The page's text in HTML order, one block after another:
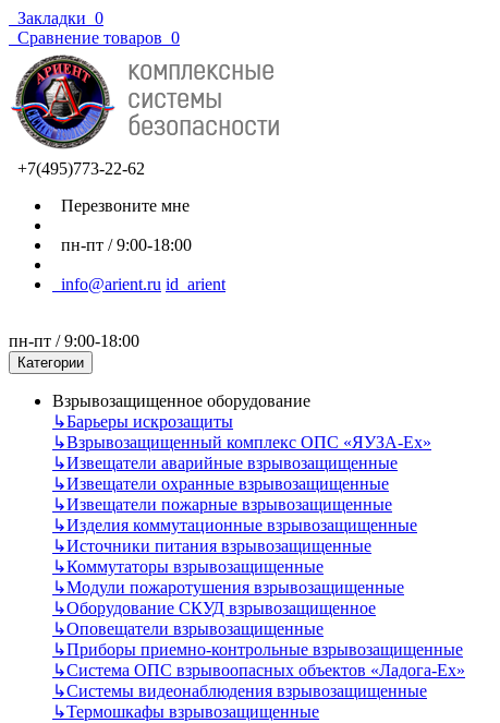
Закладки 0
Сравнение товаров 0
+7(495)773-22-62
Перезвоните мне
пн-пт / 9:00-18:00
info@arient.ru id_arient
пн-пт / 9:00-18:00
Категории
Взрывозащищенное оборудование
↳Барьеры искрозащиты
↳Взрывозащищенный комплекс ОПС «ЯУЗА-Ех»
↳Извещатели аварийные взрывозащищенные
↳Извещатели охранные взрывозащищенные
↳Извещатели пожарные взрывозащищенные
↳Изделия коммутационные взрывозащищенные
↳Источники питания взрывозащищенные
↳Коммутаторы взрывозащищенные
↳Модули пожаротушения взрывозащищенные
↳Оборудование СКУД взрывозащищенное
↳Оповещатели взрывозащищенные
↳Приборы приемно-контрольные взрывозащищенные
↳Система ОПС взрывоопасных объектов «Ладога-Ex»
↳Системы видеонаблюдения взрывозащищенные
↳Термошкафы взрывозащищенные